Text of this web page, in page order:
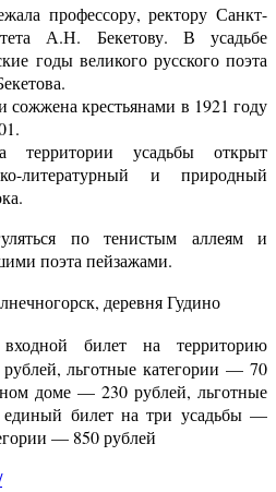
профессору, ректору Санкт-
А.Н. Бекетову. В усадьбе
годы великого русского поэта
сожжена крестьянами в 1921 году
усадьбы открыт
литературный и природный
по тенистым аллеям и
поэта пейзажами.
деревня Гудино
билет на территорию
льготные категории — 70
доме — 230 рублей, льготные
билет на три усадьбы —
— 850 рублей